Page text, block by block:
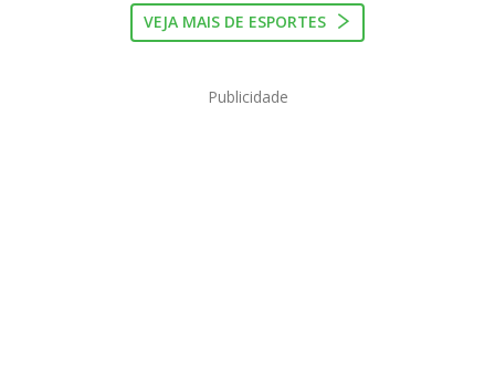
VEJA MAIS DE ESPORTES
Publicidade